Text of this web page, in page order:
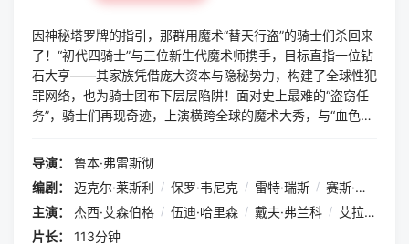
因神秘塔罗牌的指引，那群用魔术“替天行盗”的骑士们杀回来
了！“初代四骑士”与三位新生代魔术师携手，目标直指一位钻
石大亨——其家族凭借庞大资本与隐秘势力，构建了全球性犯
罪网络，也为骑士团布下层层陷阱！面对史上最难的“盗窃任
务”，骑士们再现奇迹，上演横跨全球的魔术大秀，与“血色钻
导演：
鲁本·弗雷斯彻
编剧：
迈克尔·莱斯利 / 保罗·韦尼克 / 雷特·瑞斯 / 赛斯·格雷厄姆-史密斯
主演：
杰西·艾森伯格 / 伍迪·哈里森 / 戴夫·弗兰科 / 艾拉·菲舍尔
片长：
113分钟